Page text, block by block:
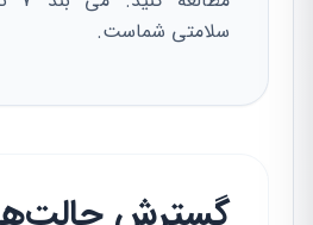
سلامتی شماست.